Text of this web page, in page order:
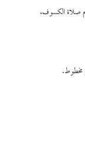
صلاة الكسوف،
مخطوط.